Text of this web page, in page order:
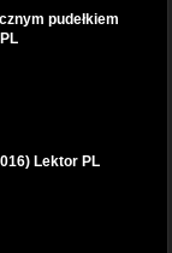
pudełkiem
Lektor PL